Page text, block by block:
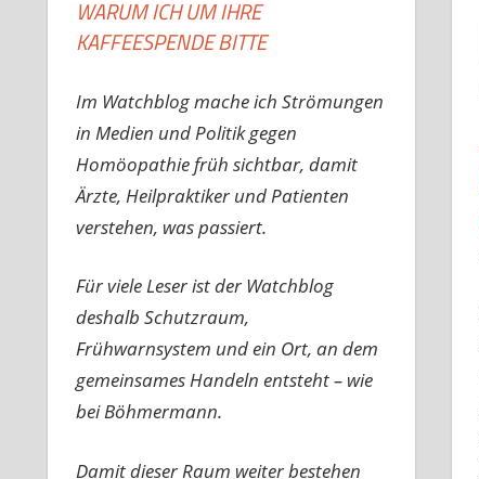
WARUM ICH UM IHRE
KAFFEESPENDE BITTE
Im Watchblog mache ich Strömungen
in Medien und Politik gegen
Homöopathie früh sichtbar, damit
Ärzte, Heilpraktiker und Patienten
verstehen, was passiert.
Für viele Leser ist der Watchblog
deshalb Schutzraum,
Frühwarnsystem und ein Ort, an dem
gemeinsames Handeln entsteht – wie
bei Böhmermann.
Damit dieser Raum weiter bestehen